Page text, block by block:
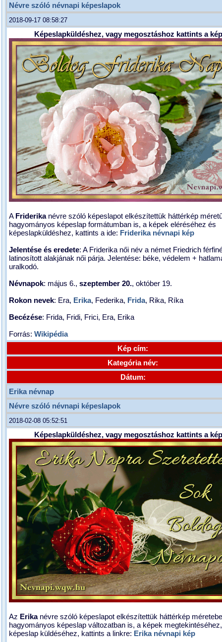
Névre szóló névnapi képeslapok
2018-09-17 08:58:27
Képeslapküldéshez, vagy megosztáshoz kattints a
A Friderikanévre szóló képeslapot elkészítettük háttérkép
hagyományos képeslap formátumban is, a képek eléréséhez és
képeslapküldéshez, kattints a ide: Friderika névnapi kép
Jelentése és eredete: A Friderika női név a német Friedrich
latinosított alakjának női párja. Jelentése: béke, védelem +
uralkodó.
Névnapok: május 6., szeptember 20., október 19.
Rokon nevek: Era, Erika, Federika, Frida, Rika, Ríka
Becézése: Frida, Fridi, Frici, Era, Erika
Forrás: Wikipédia
Kép cím:
Kategória név:
Dátum:
Erika névnap
Névre szóló névnapi képeslapok
2018-02-08 05:52:51
Képeslapküldéshez, vagy megosztáshoz kattints a
Az Erikanévre szóló képeslapot elkészítettük háttérkép
hagyományos képeslap változatban is, a képek
képeslap küldéséhez, kattints a linkre: Erika névnapi kép